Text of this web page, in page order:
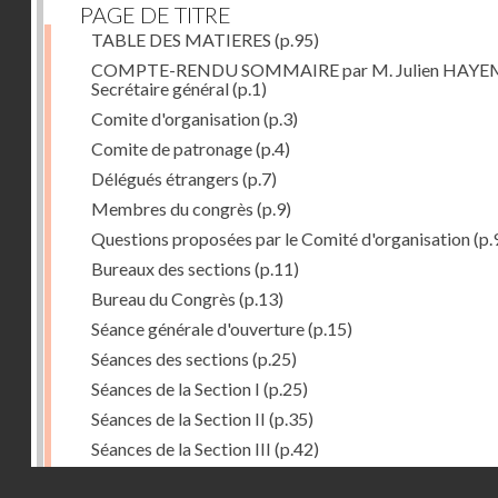
PAGE DE TITRE
TABLE DES MATIERES (p.95)
COMPTE-RENDU SOMMAIRE par M. Julien
Secrétaire général(p.1)
Comite d'organisation(p.3)
Comite de patronage(p.4)
Délégués étrangers (p.7)
Membres du congrès (p.9)
Questions proposées par le Comité d'organisation
Bureaux des sections (p.11)
Bureau du Congrès (p.13)
Séance générale d'ouverture(p.15)
Séances des sections (p.25)
Séances de la Section I (p.25)
Séances de la Section II (p.35)
Séances de la Section III (p.42)